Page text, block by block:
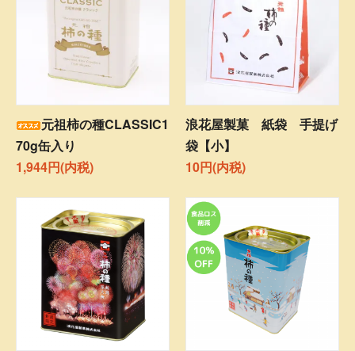
元祖柿の種CLASSIC1
70g缶入り
1,944円(内税)
浪花屋製菓 紙袋 手提げ
袋【小】
10円(内税)